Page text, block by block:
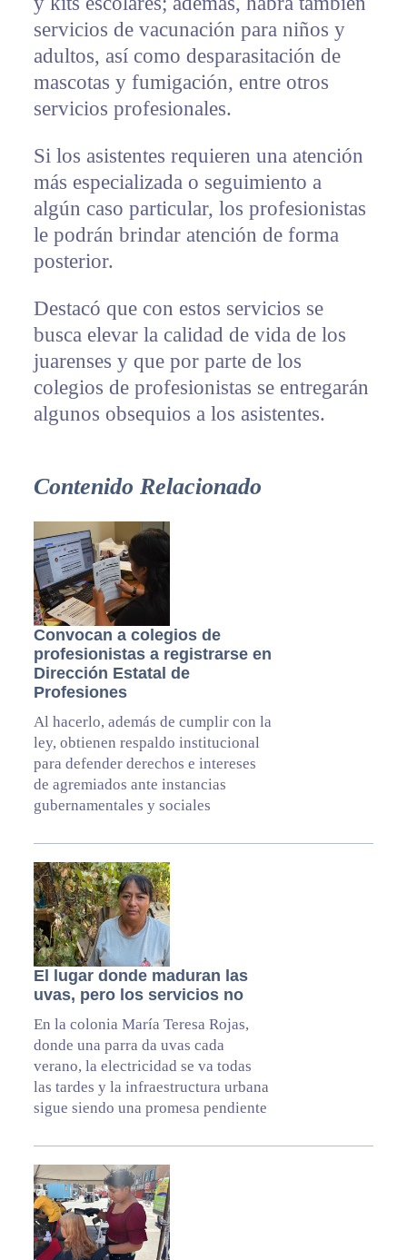
servicios de vacunación para niños y
adultos, así como desparasitación de
mascotas y fumigación, entre otros
servicios profesionales.
Si los asistentes requieren una atención
más especializada o seguimiento a
algún caso particular, los profesionistas
le podrán brindar atención de forma
posterior.
Destacó que con estos servicios se
busca elevar la calidad de vida de los
juarenses y que por parte de los
colegios de profesionistas se entregarán
algunos obsequios a los asistentes.
Contenido Relacionado
Convocan a colegios de
profesionistas a registrarse en
Dirección Estatal de
Profesiones
Al hacerlo, además de cumplir con la
ley, obtienen respaldo institucional
para defender derechos e intereses
de agremiados ante instancias
gubernamentales y sociales
El lugar donde maduran las
uvas, pero los servicios no
En la colonia María Teresa Rojas,
donde una parra da uvas cada
verano, la electricidad se va todas
las tardes y la infraestructura urbana
sigue siendo una promesa pendiente